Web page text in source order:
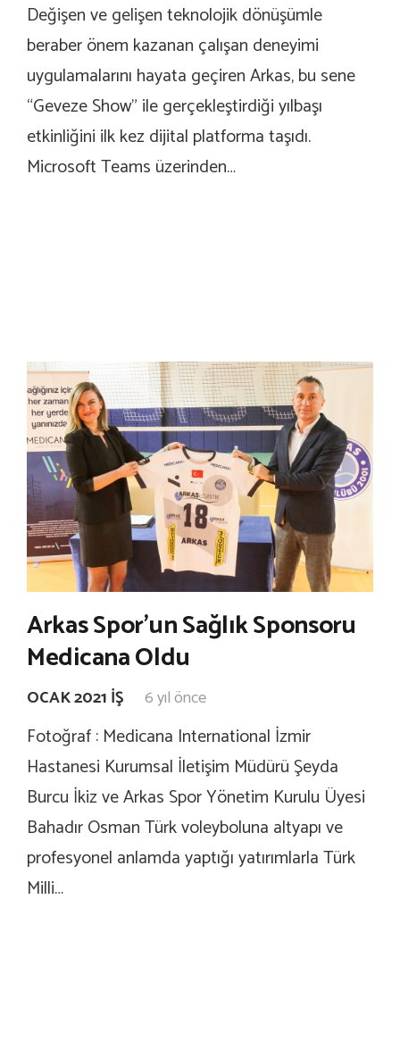
Değişen ve gelişen teknolojik dönüşümle
beraber önem kazanan çalışan deneyimi
uygulamalarını hayata geçiren Arkas, bu sene
“Geveze Show” ile gerçekleştirdiği yılbaşı
etkinliğini ilk kez dijital platforma taşıdı.
Microsoft Teams üzerinden…
Arkas Spor’un Sağlık Sponsoru
Medicana Oldu
OCAK 2021 İŞ 6 yıl önce
Fotoğraf : Medicana International İzmir
Hastanesi Kurumsal İletişim Müdürü Şeyda
Burcu İkiz ve Arkas Spor Yönetim Kurulu Üyesi
Bahadır Osman Türk voleyboluna altyapı ve
profesyonel anlamda yaptığı yatırımlarla Türk
Milli…